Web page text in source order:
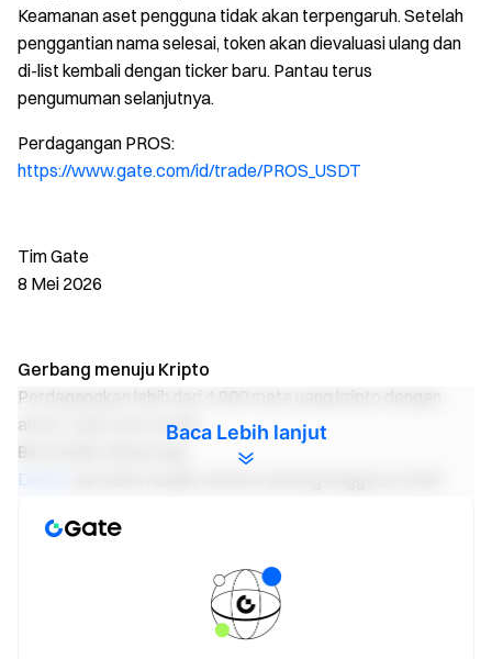
Keamanan aset pengguna tidak akan terpengaruh. Setelah
penggantian nama selesai, token akan dievaluasi ulang dan
di-list kembali dengan ticker baru. Pantau terus
pengumuman selanjutnya.
Perdagangan PROS:
https://www.gate.com/id/trade/PROS_USDT
Tim Gate
8 Mei 2026
Gerbang menuju Kripto
Perdagangkan lebih dari 4,900 mata uang kripto dengan
aman, cepat dan mudah
Bertindak Sekarang
Daftar
Tetap Terhubung
Unduh Aplikasi Gate | Desktop
untuk mendapatkan lebih banyak
Baca Lebih lanjut